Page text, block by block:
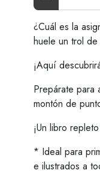
¿Cuál es la
huele un trol de
¡Aquí
Prepárate para
montón de
¡Un libro
* Ideal para
e ilustrados a